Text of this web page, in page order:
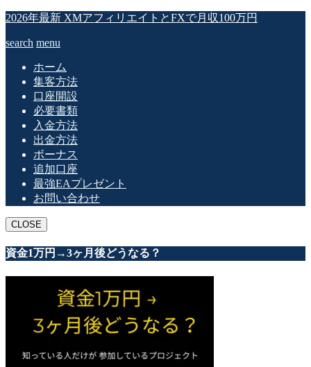
2026年最新 XMアフィリエイトとFXで月収100万円
search menu
ホーム
集客方法
口座開設
必要書類
入金方法
出金方法
ボーナス
追加口座
最強EAプレゼント
お問い合わせ
CLOSE
資金1万円→3ヶ月後どうなる？